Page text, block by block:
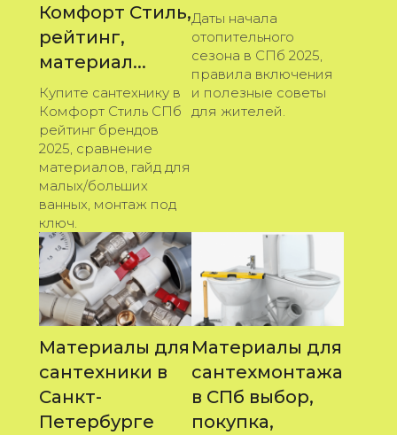
Комфорт Стиль,
рейтинг,
материал...
Купите сантехнику в
Комфорт Стиль СПб
рейтинг брендов
2025, сравнение
материалов, гайд для
малых/больших
ванных, монтаж под
ключ.
Даты начала
отопительного
сезона в СПб 2025,
правила включения
и полезные советы
для жителей.
Материалы для
сантехники в
Санкт-
Петербурге
Материалы для
сантехмонтажа
в СПб выбор,
покупка,